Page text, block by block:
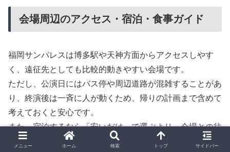
会場周辺のアクセス・宿泊・食事ガイド
福岡サンパレスは博多駅や天神方面からアクセスしやす
く、遠征先としても比較的動きやすい会場です。
ただし、公演日にはバス停や周辺道路が混雑することがあ
り、終演後は一斉に人が動くため、帰りの計画まで含めて
考えておくと安心です。
また、宿泊するなら「安いだけ」で選ぶより、会場との往
復しやすさや荷物預かりのしやすさを重視したほうが満足
メニュー ホーム 検索 トップ サイドバー